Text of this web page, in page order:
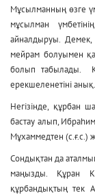
Мұсылманның өзге
мұсылман
айналдыруы. Демек,
мейрам болуымен
болып табылады.
ерекшеленетіні анық.
Негізінде, құрбан
бастау алып,
Мұхаммедтен (с.ғ.с.)
Сондықтан да
маңызды. Құран
құрбандықтың тек